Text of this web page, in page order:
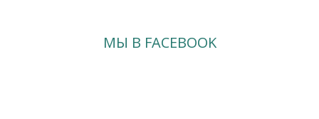
МЫ В FACEBOOK